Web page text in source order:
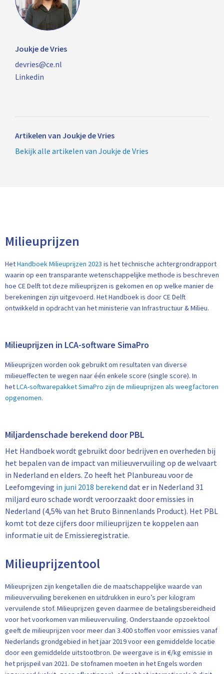
Milieuprijzen
HetHandboek Milieuprijzen 2023 is het technische achtergrondrapport
waarin op een transparante wetenschappelijke methode is beschreven
hoe CE Delft tot deze milieuprijzen is gekomen en op welke manier de
berekeningen zijn uitgevoerd. Het Handboek is door CE Delft
ontwikkeld in opdracht van het ministerie van Infrastructuur & Milieu.
Milieuprijzen in LCA-software SimaPro
Milieuprijzen worden ook gebruikt om resultaten van diverse
milieueffecten te wegen naar één enkele score (single score). In
hetLCA-softwarepakket SimaPro zijn de milieuprijzen als weegfactoren
opgenomen.
Miljardenschade berekend door PBL
Het Handboek wordt gebruikt door bedrijven en overheden bij
het bepalen van de impact van milieuvervuiling op de welvaart
in Nederland en elders. Zo heeft het Planbureau voor de
Leefomgeving in juni 2018 berekend dat er in Nederland 31
miljard euro schade wordt veroorzaakt door emissies in
Nederland (4,5% van het Bruto Binnenlands Product). Het PBL
komt tot deze cijfers door milieuprijzen te koppelen aan
informatie uit de Emissieregistratie.
Milieuprijzentool
Milieuprijzen zijn kengetallen die de maatschappelijke waarde van
milieuvervuiling berekenen en uitdrukken in euro’s per kilogram
vervuilende stof. Milieuprijzen geven daarmee de betalingsbereidheid
voor het voorkomen van milieuvervuiling. Onderstaande opzoektool
geeft de milieuprijzen voor meer dan 3.400 stoffen voor emissies vanaf
Nederlands grondgebied in het jaar 2019 voor een gemiddelde locatie
door een gemiddelde uitstootbron. De weergave is in €/kg emissie in
het prijspeil van 2021. De stofnamen moeten in het Engels worden
Joukje de Vries
devries@ce.nl
Linkedin
Artikelen van Joukje de Vries
Bekijk alle artikelen van Joukje de Vries